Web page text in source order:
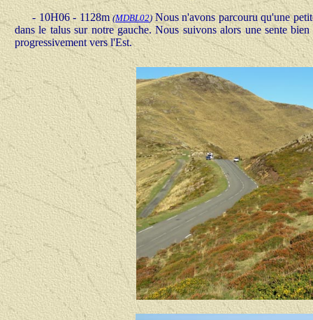
- 10H06 - 1128m(MDBL02)Nous n'avons parcouru qu'une
dans le talus sur notre gauche. Nous suivons alors une sente
progressivement vers l'Est.